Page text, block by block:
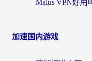
加速国内游戏